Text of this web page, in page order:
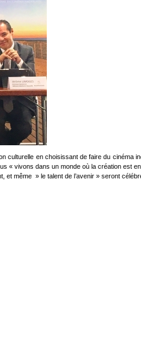
culturelle en choisissant de faire du
« vivons dans un monde où la création est
même » le talent de l’avenir » seront